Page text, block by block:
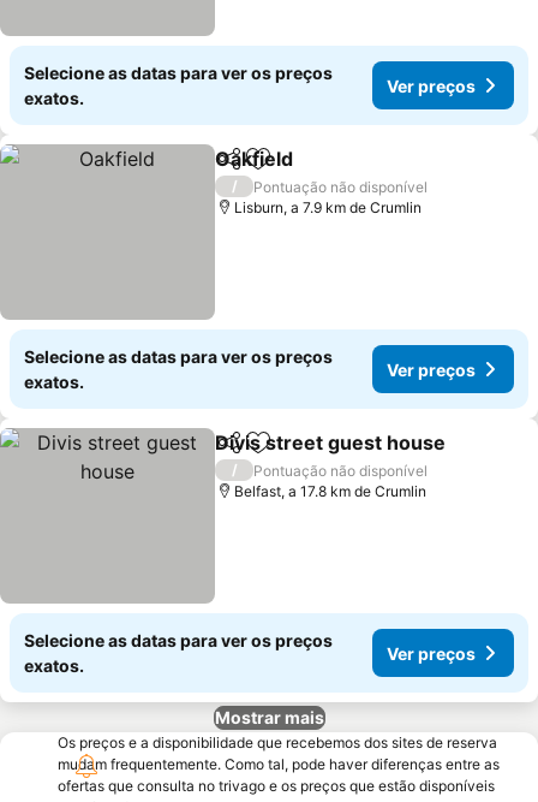
Selecione as datas para ver os preços
exatos.
Ver preços
PartilharAdicionar aos favoritos
Oakfield
/
Pontuação não disponível
Lisburn, a 7.9 km de Crumlin
Selecione as datas para ver os preços
exatos.
Ver preços
PartilharAdicionar aos favoritos
Divis street guest house
/
Pontuação não disponível
Belfast, a 17.8 km de Crumlin
Selecione as datas para ver os preços
exatos.
Ver preços
Mostrar mais
Os preços e a disponibilidade que recebemos dos sites de reserva
mudam frequentemente. Como tal, pode haver diferenças entre as
ofertas que consulta no trivago e os preços que estão disponíveis